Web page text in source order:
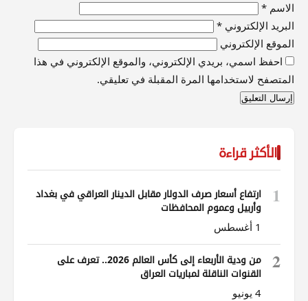
الاسم *
البريد الإلكتروني *
الموقع الإلكتروني
احفظ اسمي، بريدي الإلكتروني، والموقع الإلكتروني في هذا
المتصفح لاستخدامها المرة المقبلة في تعليقي.
الأكثر قراءة
1
ارتفاع أسعار صرف الدولار مقابل الدينار العراقي في بغداد
وأربيل وعموم المحافظات
1 أغسطس
2
من ودية الأربعاء إلى كأس العالم 2026.. تعرف على
القنوات الناقلة لمباريات العراق
4 يونيو